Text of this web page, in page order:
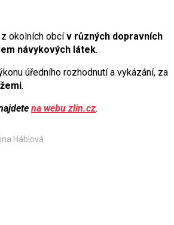
okolních obcív různých dopravních
návykových látek.
úředního rozhodnutí a vykázání, za
.
na webu zlin.cz.
Háblová